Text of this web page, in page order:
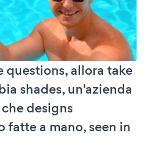
questions, allora take
shades, un'azienda
designs
fatte a mano, seen in